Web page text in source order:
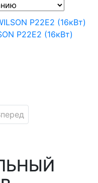
P22E2 (16кВт)